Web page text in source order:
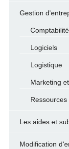
Gestion
Logiciels
Logistique
Marketing
Les aides et
Modification